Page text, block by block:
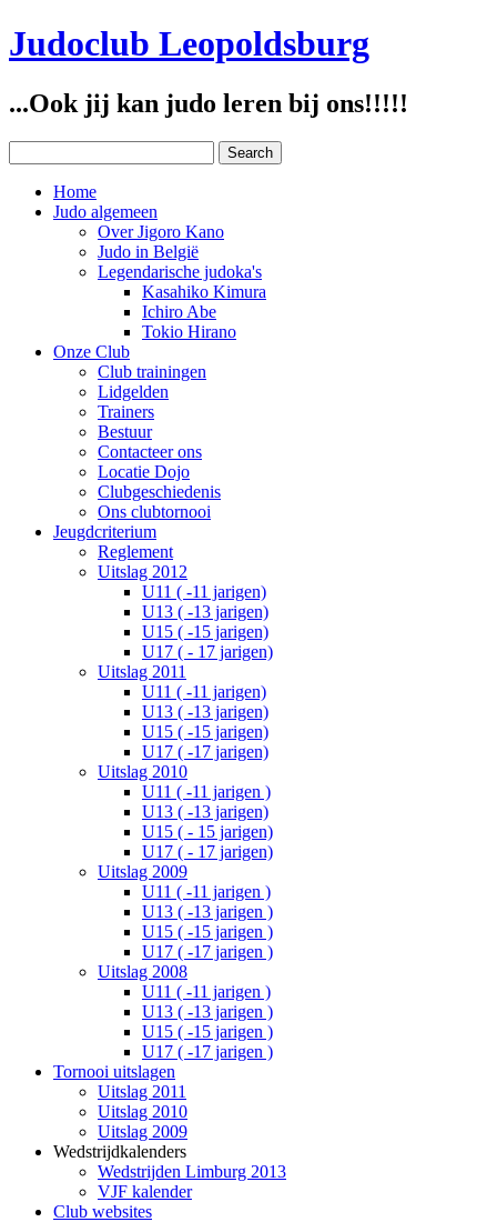
Judoclub Leopoldsburg
...Ook jij kan judo leren bij ons!!!!!
Home
Judo algemeen
Over Jigoro Kano
Judo in België
Legendarische judoka's
Kasahiko Kimura
Ichiro Abe
Tokio Hirano
Onze Club
Club trainingen
Lidgelden
Trainers
Bestuur
Contacteer ons
Locatie Dojo
Clubgeschiedenis
Ons clubtornooi
Jeugdcriterium
Reglement
Uitslag 2012
U11 ( -11 jarigen)
U13 ( -13 jarigen)
U15 ( -15 jarigen)
U17 ( - 17 jarigen)
Uitslag 2011
U11 ( -11 jarigen)
U13 ( -13 jarigen)
U15 ( -15 jarigen)
U17 ( -17 jarigen)
Uitslag 2010
U11 ( -11 jarigen )
U13 ( -13 jarigen)
U15 ( - 15 jarigen)
U17 ( - 17 jarigen)
Uitslag 2009
U11 ( -11 jarigen )
U13 ( -13 jarigen )
U15 ( -15 jarigen )
U17 ( -17 jarigen )
Uitslag 2008
U11 ( -11 jarigen )
U13 ( -13 jarigen )
U15 ( -15 jarigen )
U17 ( -17 jarigen )
Tornooi uitslagen
Uitslag 2011
Uitslag 2010
Uitslag 2009
Wedstrijdkalenders
Wedstrijden Limburg 2013
VJF kalender
Club websites